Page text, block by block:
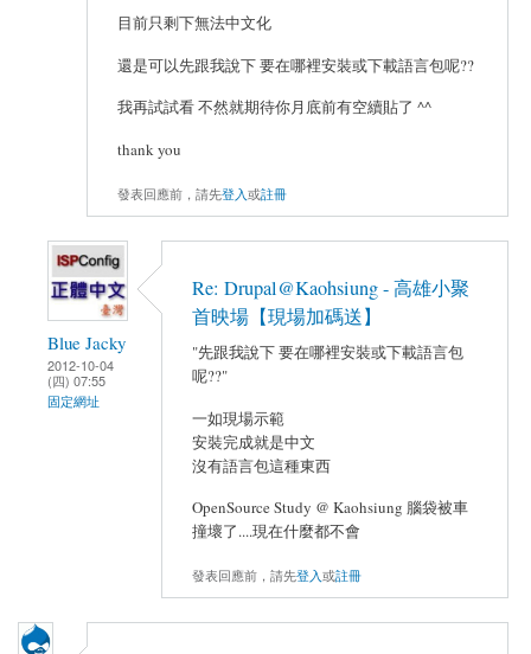
目前只剩下無法中文化
還是可以先跟我說下 要在哪裡安裝或下載語言包呢??
我再試試看 不然就期待你月底前有空續貼了 ^^
thank you
發表回應前，請先登入或註冊
Blue Jacky
2012-10-04
(四) 07:55
固定網址
Re: Drupal@Kaohsiung - 高雄小聚
首映場【現場加碼送】
"先跟我說下 要在哪裡安裝或下載語言包
呢??"
一如現場示範
安裝完成就是中文
沒有語言包這種東西
OpenSource Study @ Kaohsiung 腦袋被車
撞壞了....現在什麼都不會
發表回應前，請先登入或註冊